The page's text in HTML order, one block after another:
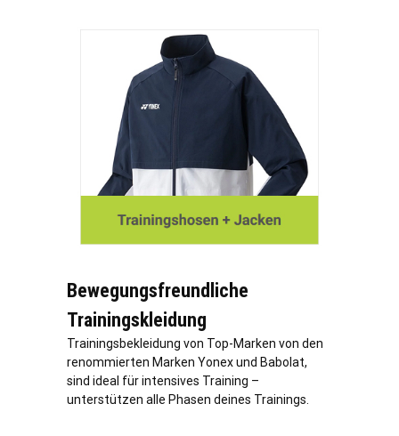
Bewegungsfreundliche
Trainingskleidung
Trainingsbekleidung von Top-Marken von den
renommierten Marken Yonex und Babolat,
sind ideal für intensives Training –
unterstützen alle Phasen deines Trainings.